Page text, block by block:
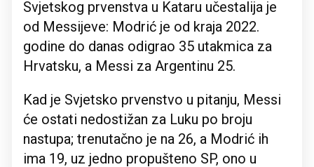
Svjetskog prvenstva u Kataru učestalija je
od Messijeve: Modrić je od kraja 2022.
godine do danas odigrao 35 utakmica za
Hrvatsku, a Messi za Argentinu 25.
Kad je Svjetsko prvenstvo u pitanju, Messi
će ostati nedostižan za Luku po broju
nastupa; trenutačno je na 26, a Modrić ih
ima 19, uz jedno propušteno SP, ono u